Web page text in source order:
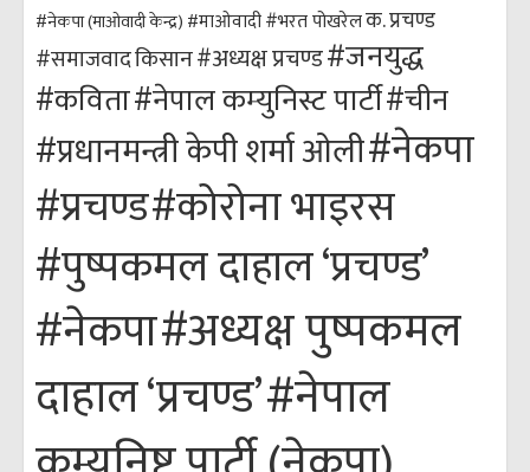
#नेकपा (माओवादी केन्द्र) #माओवादी#भरत पोखरेलक. प्रचण्ड
#समाजवादकिसान#अध्यक्ष प्रचण्ड#जनयुद्ध
#कविता#नेपाल कम्युनिस्ट पार्टी#चीन
#प्रधानमन्त्री केपी शर्मा ओली#नेकपा
#प्रचण्ड#कोरोना भाइरस
#पुष्पकमल दाहाल ‘प्रचण्ड’
#नेकपा#अध्यक्ष पुष्पकमल
दाहाल ‘प्रचण्ड’#नेपाल